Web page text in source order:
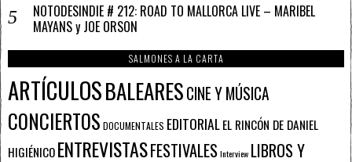
NOTODESINDIE # 212: ROAD TO MALLORCA LIVE – MARIBEL
MAYANS y JOE ORSON
SALMONES A LA CARTA
ARTÍCULOSBALEARESCINE Y MÚSICA
CONCIERTOS DOCUMENTALES EDITORIALEL RINCÓN DE DANIEL
HIGIÉNICOENTREVISTASFESTIVALESInterview LIBROS Y